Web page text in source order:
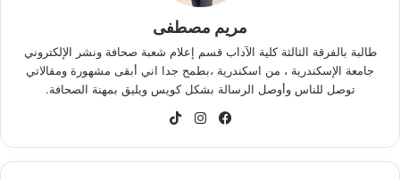
مريم مصطفى
طالبة بالفرقة الثالثة كلية الآداب قسم إعلام شعبة صحافة ونشر الإلكتروني
جامعة الإسكندرية ، من اسكندرية ،بطمح جدا اني أبقى مشهورة ومقالاتي
توصل للناس وأوصل الرسالة بشكل كويس ويليق بمهنة الصحافة.
فيسبوكانستقرام